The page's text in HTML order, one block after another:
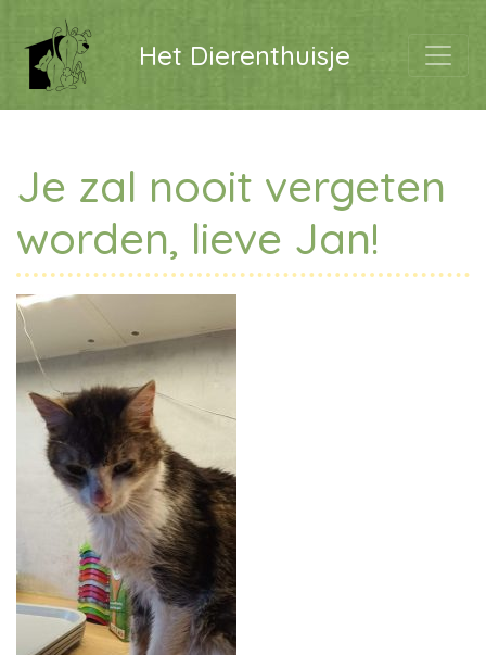
Het Dierenthuisje
Je zal nooit vergeten
worden, lieve Jan!